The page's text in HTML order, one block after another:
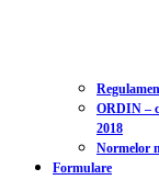
ORDIN –
2018
Normelor
Formulare